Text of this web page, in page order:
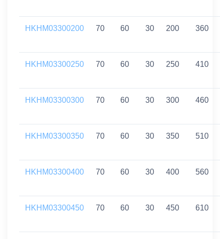
HKHM03300200 70 60 30 200 360
HKHM03300250 70 60 30 250 410
HKHM03300300 70 60 30 300 460
HKHM03300350 70 60 30 350 510
HKHM03300400 70 60 30 400 560
HKHM03300450 70 60 30 450 610